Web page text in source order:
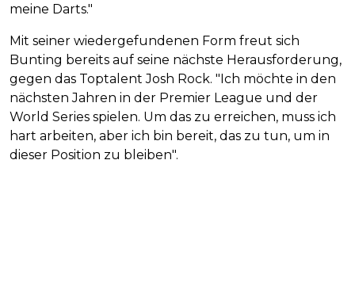
meine Darts."
Mit seiner wiedergefundenen Form freut sich
Bunting bereits auf seine nächste Herausforderung,
gegen das Toptalent Josh Rock. "Ich möchte in den
nächsten Jahren in der Premier League und der
World Series spielen. Um das zu erreichen, muss ich
hart arbeiten, aber ich bin bereit, das zu tun, um in
dieser Position zu bleiben".